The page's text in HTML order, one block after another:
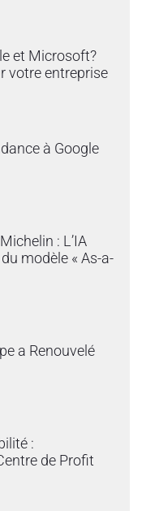
et Microsoft?
votre entreprise
à Google
: L’IA
modèle « As-a-
a Renouvelé
:
de Profit